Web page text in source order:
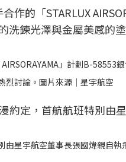
」計劃B-58553
烈討論。圖片來源｜星宇航空
星宇航空董事長張國煒親自執